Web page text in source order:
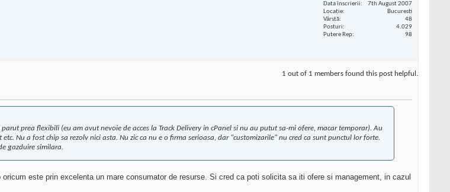
Data înscrierii
7th August 2007
Locaţie
Bucuresti
Vârstă
48
Posturi
4.029
Putere Rep
98
1 out of 1 members found this post helpful.
prea flexibili (eu am avut nevoie de acces la Track Delivery in cPanel si nu au putut sa-mi ofere, macar temporar). Au
Nu a fost chip sa rezolv nici asta. Nu zic ca nu e o firma serioasa, dar "customizarile" nu cred ca sunt punctul lor forte.
gazduire similara.
este prin excelenta un mare consumator de resurse. Si cred ca poti solicita sa iti ofere si management, in cazul